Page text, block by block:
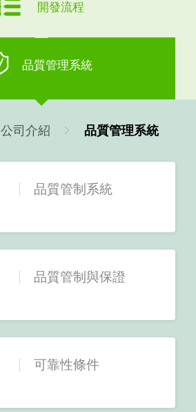
開發流程
品質管理系統
公司介紹 品質管理系統
品質管制系統
品質管制與保證
可靠性條件